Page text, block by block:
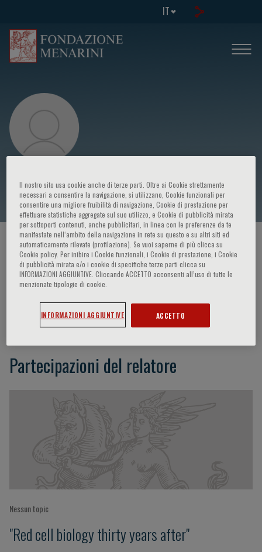
IT
Achille Iolascon
HOME PAGE / CORSI ED EVENTI / RELATORE
Achille Iolascon
Partecipazioni del relatore
Nessun topic
"Red cell biology thirty years after"
Il nostro sito usa cookie anche di terze parti. Oltre ai Cookie strettamente
necessari a consentire la navigazione, si utilizzano, Cookie funzionali per
consentire una migliore fruibilità di navigazione, Cookie di prestazione per
effettuare statistiche aggregate sul suo utilizzo, e Cookie di pubblicità mirata
per sottoporti contenuti, anche pubblicitari, in linea con le preferenze da te
manifestate nell‘ambito della navigazione in rete su questo e su altri siti ed
automaticamente rilevate (profilazione). Se vuoi saperne di più clicca su
Cookie policy. Per inibire i Cookie funzionali, i Cookie di prestazione, i Cookie
di pubblicità mirata e/o i cookie di specifiche terze parti clicca su
INFORMAZIONI AGGIUNTIVE. Cliccando ACCETTO acconsenti all’uso di tutte le
menzionate tipologie di cookie.
INFORMAZIONI AGGIUNTIVE ACCETTO